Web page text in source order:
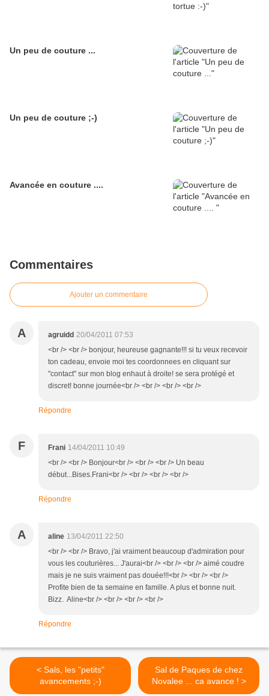
Un peu de couture ...
Un peu de couture ;-)
Avancée en couture ....
Commentaires
Ajouter un commentaire
A agruidd 20/04/2011 07:53
<br /> <br /> bonjour, heureuse gagnante!!! si tu veux recevoir
ton cadeau, envoie moi tes coordonnees en cliquant sur
"contact" sur mon blog enhaut à droite! se sera protégé et
discret! bonne journée<br /> <br /> <br /> <br />
Répondre
F Frani 14/04/2011 10:49
<br /> <br /> Bonjour<br /> <br /> <br /> Un beau
début...Bises.Frani<br /> <br /> <br /> <br />
Répondre
A aline 13/04/2011 22:50
<br /> <br /> Bravo, j'ai vraiment beaucoup d'admiration pour
vous les couturières... J'aurai<br /> <br /> <br /> aimé coudre
mais je ne suis vraiment pas douée!!!<br /> <br /> <br />
Profite bien de ta semaine en famille. A plus et bonne nuit.
Bizz. Aline<br /> <br /> <br /> <br />
Répondre
< Sals, les "petits"
avancements ;-)
Sal de Paques de chez
Novalee ... ca avance ! >